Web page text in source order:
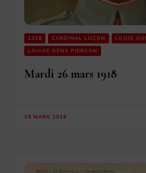
1918 CARDINAL LUÇON
LOUIS
LOUISE DÉNY PIERSON
Mardi 26 mars 1918
26 MARS 2018